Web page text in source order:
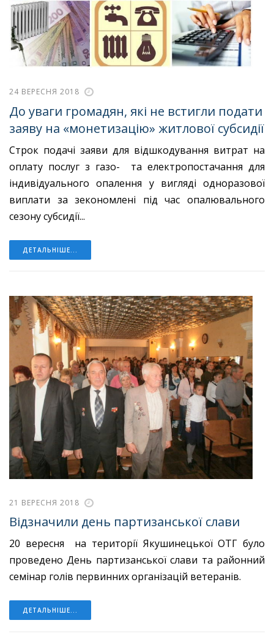
24 ВЕРЕСНЯ 2018
До уваги громадян, які не встигли подати
заяву на «монетизацію» житлової субсидії
Строк подачі заяви для відшкодування витрат на
оплату послуг з газо- та електропостачання для
індивідуального опалення у вигляді одноразової
виплати за зекономлені під час опалювального
сезону субсидії...
ДЕТАЛЬНІШЕ...
21 ВЕРЕСНЯ 2018
Відзначили день партизанської слави
20 вересня на території Якушинецької ОТГ було
проведено День партизанської слави та районний
семінар голів первинних організацій ветеранів.
ДЕТАЛЬНІШЕ...